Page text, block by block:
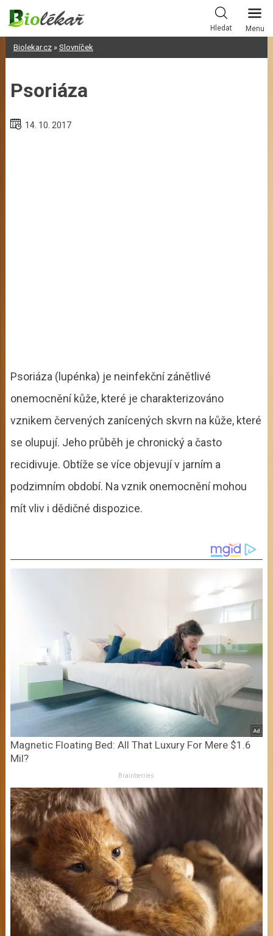
Skip
content
Hledat Menu
Biolekar.cz» Slovníček
Psoriáza
14. 10. 2017
Psoriáza (lupénka) je neinfekční zánětlivé
onemocnění kůže, které je charakterizováno
vznikem červených zanícených skvrn na kůže, které
se olupují. Jeho průběh je chronický a často
recidivuje. Obtíže se více objevují v jarním a
podzimním období. Na vznik onemocnění mohou
mít vliv i dědičné dispozice.
Magnetic Floating Bed: All That Luxury For Mere $1.6
Mil?
Brainberries